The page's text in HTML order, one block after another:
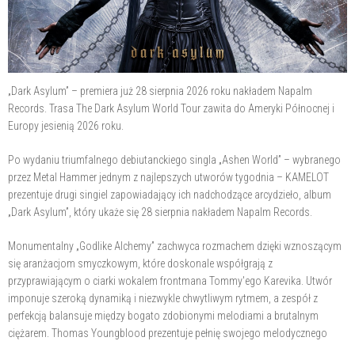
„Dark Asylum” – premiera już 28 sierpnia 2026 roku nakładem Napalm
Records. Trasa The Dark Asylum World Tour zawita do Ameryki Północnej i
Europy jesienią 2026 roku.
Po wydaniu triumfalnego debiutanckiego singla „Ashen World” – wybranego
przez Metal Hammer jednym z najlepszych utworów tygodnia – KAMELOT
prezentuje drugi singiel zapowiadający ich nadchodzące arcydzieło, album
„Dark Asylum”, który ukaże się 28 sierpnia nakładem Napalm Records.
Monumentalny „Godlike Alchemy” zachwyca rozmachem dzięki wznoszącym
się aranżacjom smyczkowym, które doskonale współgrają z
przyprawiającym o ciarki wokalem frontmana Tommy'ego Karevika. Utwór
imponuje szeroką dynamiką i niezwykle chwytliwym rytmem, a zespół z
perfekcją balansuje między bogato zdobionymi melodiami a brutalnym
ciężarem. Thomas Youngblood prezentuje pełnię swojego melodycznego